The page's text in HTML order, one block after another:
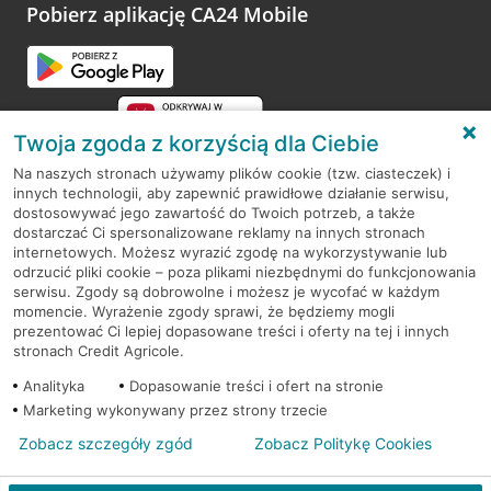
opinie.
Pobierz aplikację CA24 Mobile
RODO
Regulamin serwisu
Mapa serwisu
PolitykaCookies
© 2026 Credit Agricole Bank Polska S.A. Wszelkie prawa zastrzeżone
Twoja zgoda z korzyścią dla Ciebie
Na naszych stronach używamy plików cookie (tzw. ciasteczek) i
innych technologii, aby zapewnić prawidłowe działanie serwisu,
dostosowywać jego zawartość do Twoich potrzeb, a także
dostarczać Ci spersonalizowane reklamy na innych stronach
internetowych. Możesz wyrazić zgodę na wykorzystywanie lub
odrzucić pliki cookie – poza plikami niezbędnymi do funkcjonowania
serwisu. Zgody są dobrowolne i możesz je wycofać w każdym
momencie. Wyrażenie zgody sprawi, że będziemy mogli
prezentować Ci lepiej dopasowane treści i oferty na tej i innych
stronach Credit Agricole.
Analityka
Dopasowanie treści i ofert na stronie
Marketing wykonywany przez strony trzecie
Zobacz szczegóły zgód Zobacz Politykę Cookies